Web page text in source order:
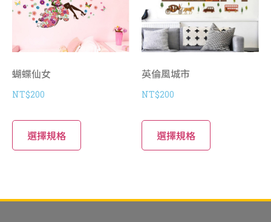
蝴蝶仙女
NT$200
選擇規格
英倫風城市
NT$200
選擇規格